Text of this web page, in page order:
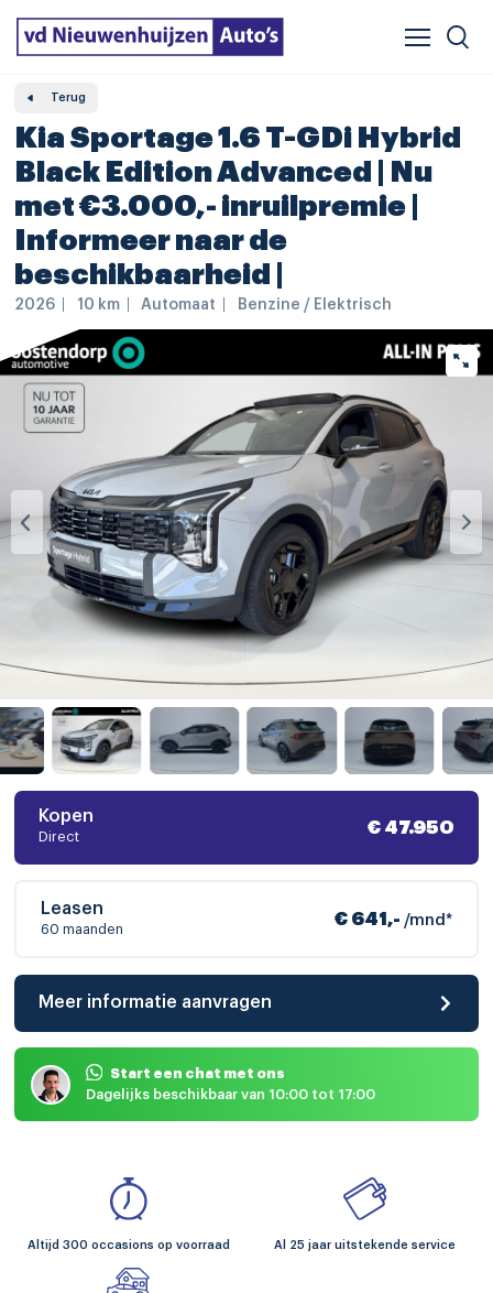
Leasing
Terug
Kia Sportage 1.6 T-GDi Hybrid
Black Edition Advanced | Nu
met €3.000,- inruilpremie |
Informeer naar de
beschikbaarheid |
2026 10 km Automaat Benzine / Elektrisch
Leasen
60 maanden
€ 641,- /mnd*
Kopen
Direct
€ 47.950
Meer informatie aanvragen
Start een chat met ons
Dagelijks beschikbaar van 10:00 tot 17:00
Altijd 300 occasions op voorraad Al 25 jaar uitstekende service